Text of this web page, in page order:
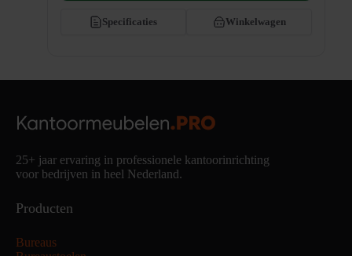
Specificaties Winkelwagen
25+ jaar ervaring in professionele kantoorinrichting
voor bedrijven in heel Nederland.
Producten
Bureaus